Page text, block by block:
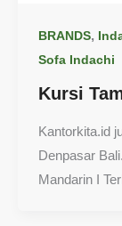
BRANDS,
Sofa Indachi
Kursi
Kantorkita.id
Denpasar
Mandarin I